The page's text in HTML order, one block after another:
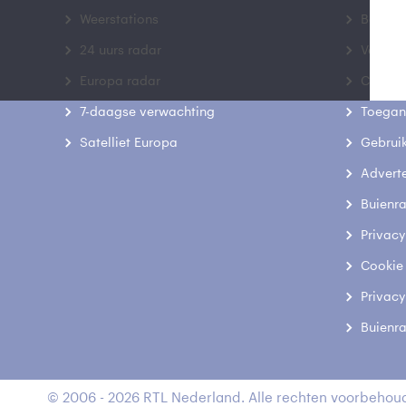
Weerstations
24 uurs radar
Europa radar
7-daagse verwachting
Satelliet Europa
Contact
© 2006 - 2026 RTL Nederland. Alle rechten